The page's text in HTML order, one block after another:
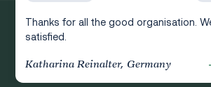
Thanks for all the good organisation.
satisfied.
Katharina Reinalter, Germany